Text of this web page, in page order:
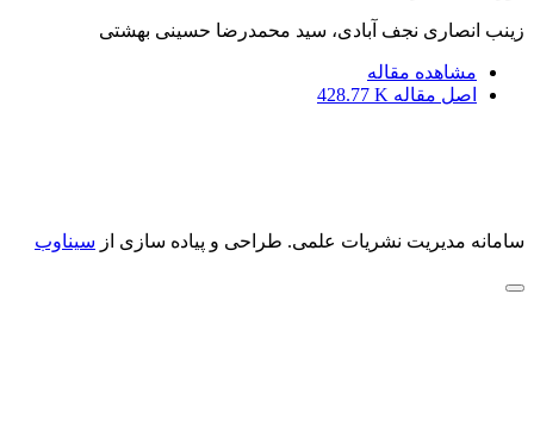
زینب انصاری نجف آبادی، سید محمدرضا حسینی بهشتی
مشاهده مقاله
اصل مقاله 428.77 K
سامانه مدیریت نشریات علمی. طراحی و پیاده سازی از سیناوب